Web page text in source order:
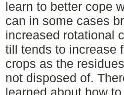
learn to better cope
can in some cases
increased rotational
till tends to increase
crops as the
not disposed of.
learned about how